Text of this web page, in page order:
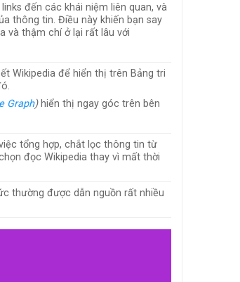
đến các khái niệm liên quan, và
thông tin. Điều này khiến bạn say
và thậm chí ở lại rất lâu với
Wikipedia để hiển thị trên Bảng tri
Graph)hiển thị ngay góc trên bên
tổng hợp, chắt lọc thông tin từ
đọc Wikipedia thay vì mất thời
thường được dẫn nguồn rất nhiều